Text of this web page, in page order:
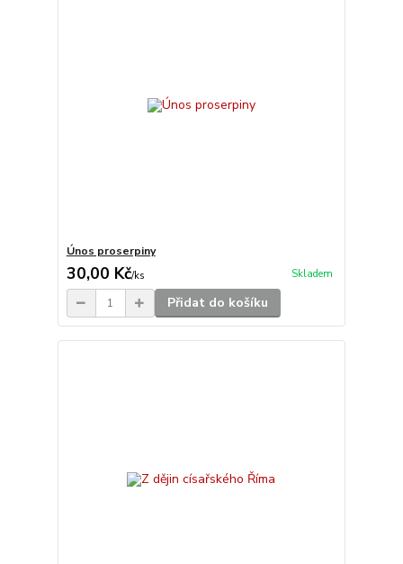
Únos proserpiny
30,00 Kč/ks Skladem
Přidat do košíku